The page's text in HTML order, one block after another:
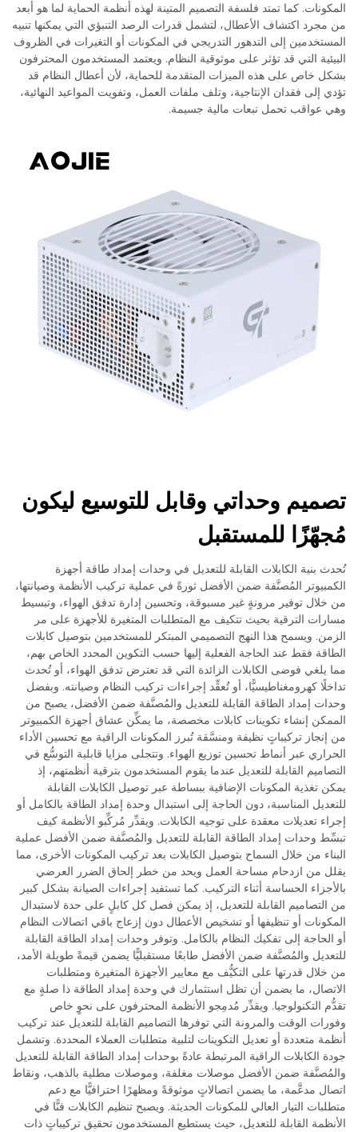
المكونات. كما تمتد فلسفة التصميم المتينة لهذه أنظمة الحماية لما هو أبعد
من مجرد اكتشاف الأعطال، لتشمل قدرات الرصد التنبؤي التي يمكنها تنبيه
المستخدمين إلى التدهور التدريجي في المكونات أو التغيرات في الظروف
البيئية التي قد تؤثر على موثوقية النظام. ويعتمد المستخدمون المحترفون
بشكل خاص على هذه الميزات المتقدمة للحماية، لأن أعطال النظام قد
تؤدي إلى فقدان الإنتاجية، وتلف ملفات العمل، وتفويت المواعيد النهائية،
وهي عواقب تحمل تبعات مالية جسيمة.
تصميم وحداتي وقابل للتوسيع ليكون
مُجهّزًا للمستقبل
تُحدث بنية الكابلات القابلة للتعديل في وحدات إمداد طاقة أجهزة
الكمبيوتر المُصنَّفة ضمن الأفضل ثورةً في عملية تركيب الأنظمة وصيانتها،
من خلال توفير مرونةٍ غير مسبوقة، وتحسين إدارة تدفق الهواء، وتبسيط
مسارات الترقية بحيث تتكيف مع المتطلبات المتغيرة للأجهزة على مر
الزمن. ويسمح هذا النهج التصميمي المبتكر للمستخدمين بتوصيل كابلات
الطاقة فقط عند الحاجة الفعلية إليها حسب التكوين المحدد الخاص بهم،
مما يلغي فوضى الكابلات الزائدة التي قد تعترض تدفق الهواء، أو تُحدث
تداخلًا كهرومغناطيسيًّا، أو تُعقِّد إجراءات تركيب النظام وصيانته. وبفضل
وحدات إمداد الطاقة القابلة للتعديل والمُصنَّفة ضمن الأفضل، يصبح من
الممكن إنشاء تكوينات كابلات مخصصة، ما يمكِّن عشاق أجهزة الكمبيوتر
من إنجاز تركيباتٍ نظيفة ومنسَّقة تُبرز المكونات الراقية مع تحسين الأداء
الحراري عبر أنماط تحسين توزيع الهواء. وتتجلى مزايا قابلية التوسُّع في
التصاميم القابلة للتعديل عندما يقوم المستخدمون بترقية أنظمتهم، إذ
يمكن تغذية المكونات الإضافية ببساطة عبر توصيل الكابلات القابلة
للتعديل المناسبة، دون الحاجة إلى استبدال وحدة إمداد الطاقة بالكامل أو
إجراء تعديلات معقدة على توجيه الكابلات. ويقدِّر مُركِّبو الأنظمة كيف
تبسِّط وحدات إمداد الطاقة القابلة للتعديل والمُصنَّفة ضمن الأفضل عملية
البناء من خلال السماح بتوصيل الكابلات بعد تركيب المكونات الأخرى، مما
يقلل من ازدحام مساحة العمل ويحد من خطر إلحاق الضرر العرضي
بالأجزاء الحساسة أثناء التركيب. كما تستفيد إجراءات الصيانة بشكل كبير
من التصاميم القابلة للتعديل، إذ يمكن فصل كل كابلٍ على حدة لاستبدال
المكونات أو تنظيفها أو تشخيص الأعطال دون إزعاج باقي اتصالات النظام
أو الحاجة إلى تفكيك النظام بالكامل. وتوفر وحدات إمداد الطاقة القابلة
للتعديل والمُصنَّفة ضمن الأفضل طابعًا مستقبليًّا يضمن قيمةً طويلة الأمد،
من خلال قدرتها على التكيُّف مع معايير الأجهزة المتغيرة ومتطلبات
الاتصال، ما يضمن أن تظل استثمارك في وحدة إمداد الطاقة ذا صلةٍ مع
تقدُّم التكنولوجيا. ويقدِّر مُدمِجو الأنظمة المحترفون على نحوٍ خاص
وفورات الوقت والمرونة التي توفرها التصاميم القابلة للتعديل عند تركيب
أنظمة متعددة أو تعديل التكوينات لتلبية متطلبات العملاء المحددة. وتشمل
جودة الكابلات الراقية المرتبطة عادةً بوحدات إمداد الطاقة القابلة للتعديل
والمُصنَّفة ضمن الأفضل موصلات مغلفة، وموصلات مطلية بالذهب، ونقاط
اتصال مدعَّمة، ما يضمن اتصالاتٍ موثوقةً ومظهرًا احترافيًّا مع دعم
متطلبات التيار العالي للمكونات الحديثة. ويصبح تنظيم الكابلات فنًّا في
الأنظمة القابلة للتعديل، حيث يستطيع المستخدمون تحقيق تركيباتٍ ذات